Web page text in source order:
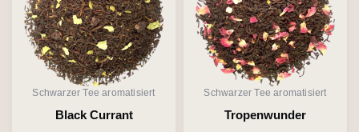
Schwarzer Tee aromatisiert
Black Currant
mehrere
Varianten
auf.
Die
Optionen
Schwarzer Tee aromatisiert
Tropenwunder
mehrere
Varianten
auf.
Die
Optionen